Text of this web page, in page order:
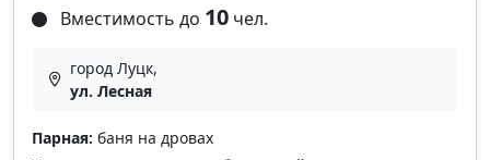
Вместимость до 10 чел.
город Луцк,
ул. Лесная
Парная: баня на дровах